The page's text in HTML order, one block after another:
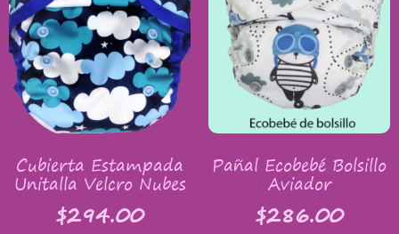
Cubierta Estampada
Unitalla Velcro Nubes
$294.00
Pañal Ecobebé Bolsillo
Aviador
$286.00